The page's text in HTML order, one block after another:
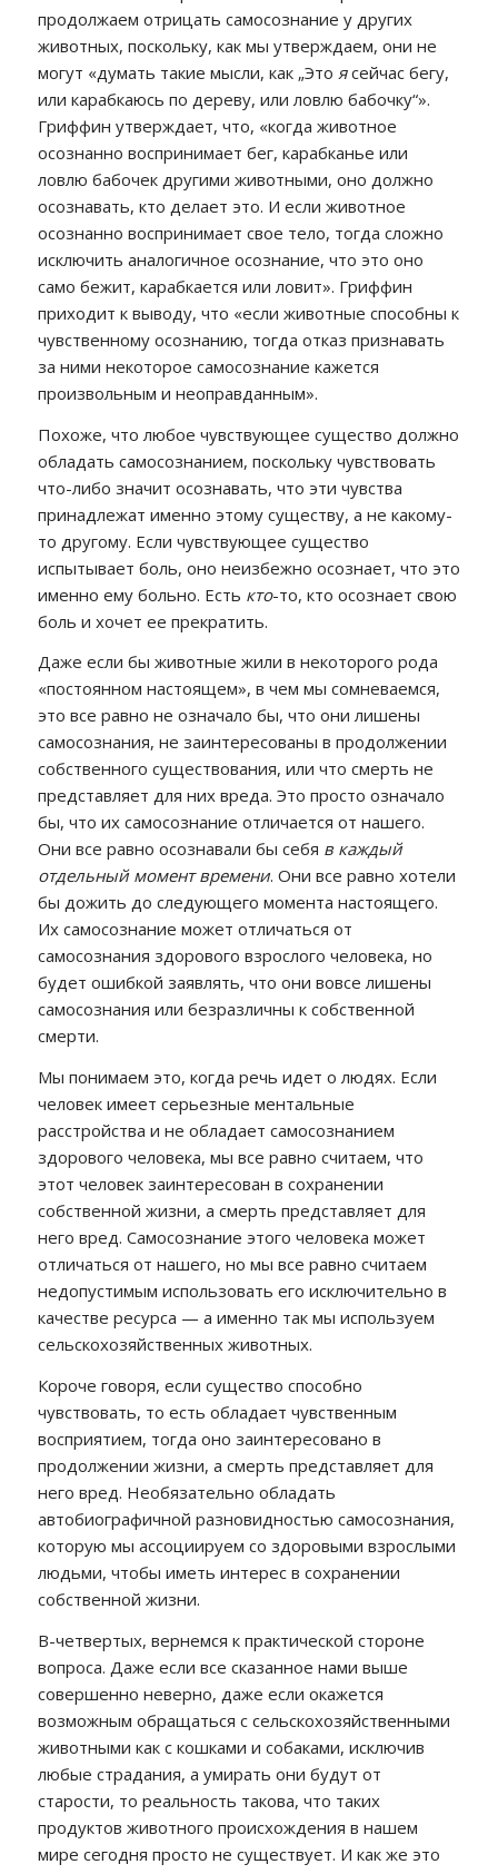
продолжаем отрицать самосознание у других
животных, поскольку, как мы утверждаем, они не
могут «думать такие мысли, как „Это ясейчас бегу,
или карабкаюсь по дереву, или ловлю бабочку“».
Гриффин утверждает, что, «когда животное
осознанно воспринимает бег, карабканье или
ловлю бабочек другими животными, оно должно
осознавать, кто делает это. И если животное
осознанно воспринимает свое тело, тогда сложно
исключить аналогичное осознание, что это оно
само бежит, карабкается или ловит». Гриффин
приходит к выводу, что «если животные способны к
чувственному осознанию, тогда отказ признавать
за ними некоторое самосознание кажется
произвольным и неоправданным».
Похоже, что любое чувствующее существо должно
обладать самосознанием, поскольку чувствовать
что-либо значит осознавать, что эти чувства
принадлежат именно этому существу, а не какому-
то другому. Если чувствующее существо
испытывает боль, оно неизбежно осознает, что это
именно ему больно. Есть кто-то, кто осознает свою
боль и хочет ее прекратить.
Даже если бы животные жили в некоторого рода
«постоянном настоящем», в чем мы сомневаемся,
это все равно не означало бы, что они лишены
самосознания, не заинтересованы в продолжении
собственного существования, или что смерть не
представляет для них вреда. Это просто означало
бы, что их самосознание отличается от нашего.
Они все равно осознавали бы себя в каждый
отдельный момент времени. Они все равно хотели
бы дожить до следующего момента настоящего.
Их самосознание может отличаться от
самосознания здорового взрослого человека, но
будет ошибкой заявлять, что они вовсе лишены
самосознания или безразличны к собственной
смерти.
Мы понимаем это, когда речь идет о людях. Если
человек имеет серьезные ментальные
расстройства и не обладает самосознанием
здорового человека, мы все равно считаем, что
этот человек заинтересован в сохранении
собственной жизни, а смерть представляет для
него вред. Самосознание этого человека может
отличаться от нашего, но мы все равно считаем
недопустимым использовать его исключительно в
качестве ресурса — а именно так мы используем
сельскохозяйственных животных.
Короче говоря, если существо способно
чувствовать, то есть обладает чувственным
восприятием, тогда оно заинтересовано в
продолжении жизни, а смерть представляет для
него вред. Необязательно обладать
автобиографичной разновидностью самосознания,
которую мы ассоциируем со здоровыми взрослыми
людьми, чтобы иметь интерес в сохранении
собственной жизни.
В-четвертых, вернемся к практической стороне
вопроса. Даже если все сказанное нами выше
совершенно неверно, даже если окажется
возможным обращаться с сельскохозяйственными
животными как с кошками и собаками, исключив
любые страдания, а умирать они будут от
старости, то реальность такова, что таких
продуктов животного происхождения в нашем
мире сегодня просто не существует. И как же это